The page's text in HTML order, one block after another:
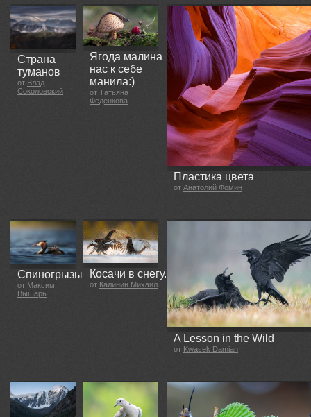
Страна
туманов
от Влад
Соколовский
Ягода малина
нас к себе
манила:)
от Татьяна
Феденкова
Пластика цвета
от Анатолий Фомин
Спиногрызы
от Максим
Вышарь
Косачи в снегу.
от Калинин Михаил
A Lesson in the Wild
от Kwasek Damian